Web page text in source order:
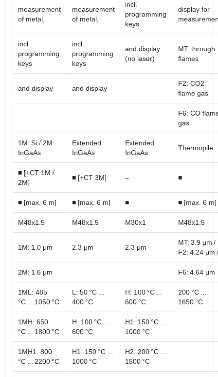
measurement
of metal,
measurement
of metal,
incl.
programming
keys
display for
incl.
programming
keys
incl.
programming
keys
and display
(no laser)
MT: through
flames
and display and display
F2: CO2
flame gas
F6: CO
gas
1M: Si / 2M:
InGaAs
Extended
InGaAs
Extended
InGaAs
Thermopile
■ [+CT 1M /
2M]
■ [+CT 3M] – ■
■ [max. 6 m] ■ [max. 6 m] ■ ■ [max. 6 m]
M48x1.5 M48x1.5 M30x1 M48x1.5
1M: 1.0 μm 2.3 μm 2.3 μm
MT: 3.9 μm /
F2: 4.24 μm
2M: 1.6 μm F6: 4.64 μm
1ML: 485
°C ... 1050 °C
L: 50 °C ...
400 °C
H: 100 °C ...
600 °C
200 °C ...
1650 °C
1MH: 650
°C ... 1800 °C
H: 100 °C ...
600 °C
H1: 150 °C ...
1000 °C
1MH1: 800
°C ... 2200 °C
H1: 150 °C ...
1000 °C
H2: 200 °C ...
1500 °C